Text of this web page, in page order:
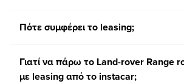
Πότε συμφέρει το leasing;
Γιατί να πάρω το Land-rover Range
με leasing από το instacar;